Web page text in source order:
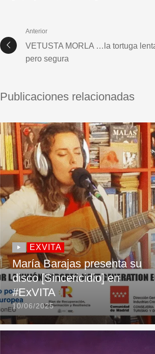
Anterior
VETUSTA MORLA …la tortuga
pero segura
Publicaciones relacionadas
EXVITA
María Barajas presenta su
disco [Sincericidio] en
#ExVITA
10/06/2025